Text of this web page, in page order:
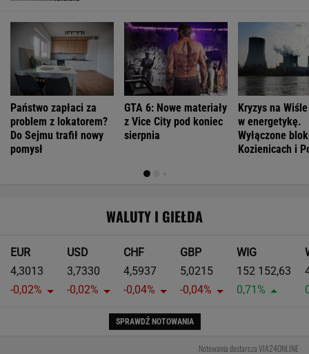
Państwo zapłaci za
problem z lokatorem?
Do Sejmu trafił nowy
pomysł
GTA 6: Nowe materiały
z Vice City pod koniec
sierpnia
Kryzys na
w energetykę.
Wyłączone
Kozienicach i
WALUTY I GIEŁDA
EUR
4,3013
-0,02%
USD
3,7330
-0,02%
CHF
4,5937
-0,04%
GBP
5,0215
-0,04%
WIG
152 152,63
0,71%
SPRAWDŹ NOTOWANIA
Notowania dostarcza VIA24ONLINE